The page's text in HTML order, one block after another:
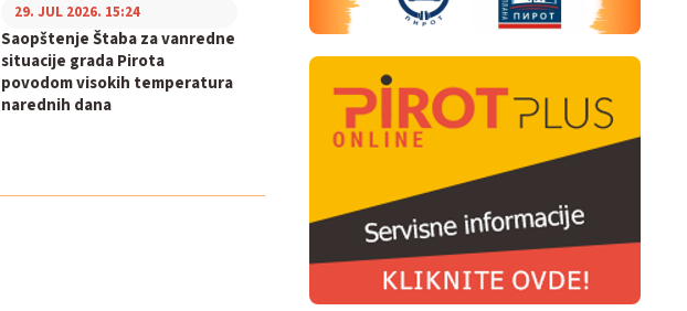
Saopštenje Štaba za vanredne
situacije grada Pirota
povodom visokih temperatura
narednih dana
29. JUL 2026. 15:24